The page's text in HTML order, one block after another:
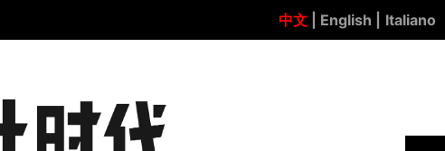
中文 | English | Italiano